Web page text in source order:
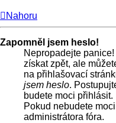
Nahoru
Zapomněl jsem heslo!
Nepropadejte
získat zpět, ale
na přihlašovací
jsem heslo.
budete moci přihlásit.
Pokud nebudete
administrátora fóra.